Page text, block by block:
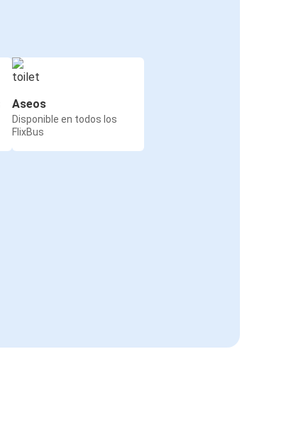
Aseos
Disponible en todos los
FlixBus